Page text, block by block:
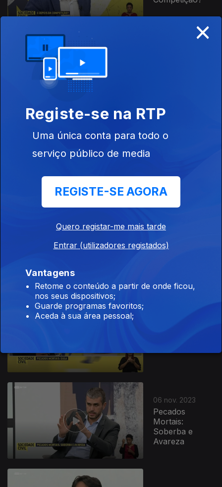
Preguiça
Pecados
06 nov. 2023
Pecados
Mortais:
Soberba e
Avareza
725776
×
Registe-se na RTP
Uma única conta para todo o
serviço público de media
REGISTE-SE AGORA
Quero registar-me mais tarde
Entrar (utilizadores registados)
Vantagens
Retome o conteúdo a partir de onde ficou,
nos seus dispositivos;
Guarde programas favoritos;
Aceda à sua área pessoal;